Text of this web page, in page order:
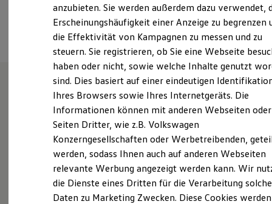
Batterie
Sicherheit
Garantie und Lebensdauer
Nachhaltigkeit
Technologie
Kosten und Kauf
Verbrauchskosten
Kaufoptionen
E-Auto-Förderung
Software und Konnektivität
ID. Software Versionen und Updates
Digitale Extras
Schnittstellen zu Ihrem ID.
Hybridautos
Marke und Erlebnis
Volkswagen R und R Experience
R-Modelle
Ansprechpartner
Unsere Leistungenim
Überblick
Service
Volkswagen Economy
Service
anzubieten. Sie werden außerdem dazu verwendet,
Erscheinungshäufigkeit einer Anzeige zu begrenzen
die Effektivität von Kampagnen zu messen und zu
steuern. Sie registrieren, ob Sie eine Webseite
haben oder nicht, sowie welche Inhalte genutzt
sind. Dies basiert auf einer eindeutigen
Ihres Browsers sowie Ihres Internetgeräts. Die
Informationen können mit anderen Webseiten oder
Seiten Dritter, wie z.B. Volkswagen
Konzerngesellschaften oder Werbetreibenden,
werden, sodass Ihnen auch auf anderen Webseiten
relevante Werbung angezeigt werden kann. Wir
die Dienste eines Dritten für die Verarbeitung
Daten zu Marketing Zwecken. Diese Cookies